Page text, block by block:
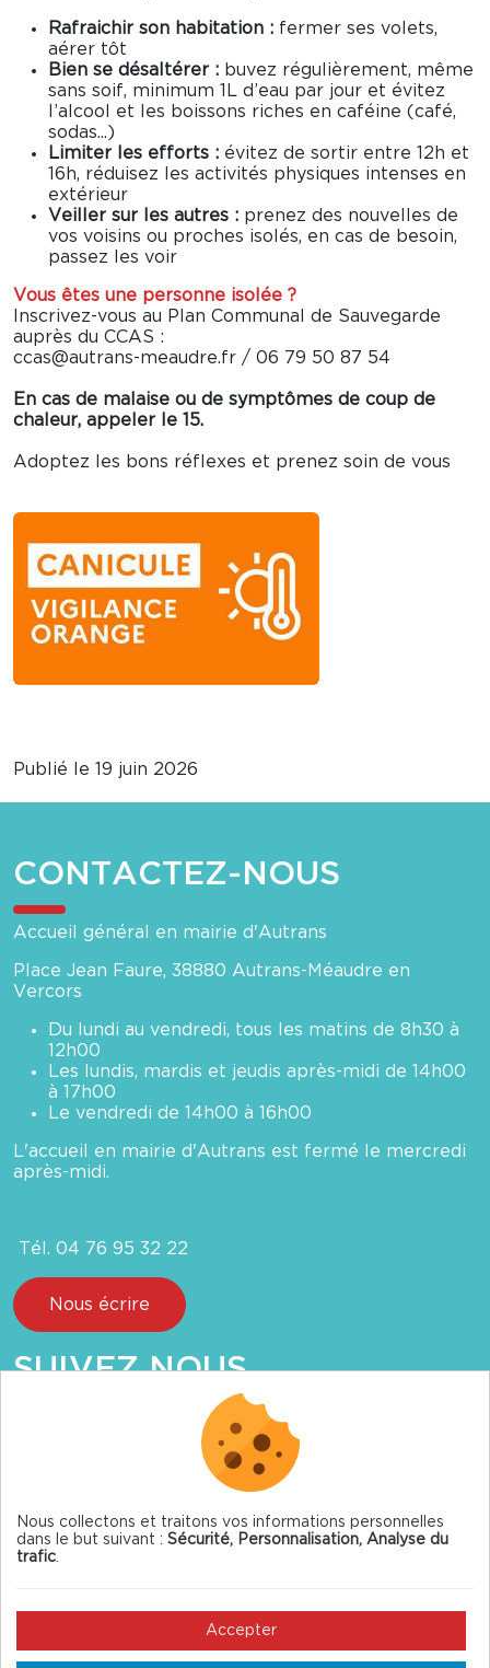
Rafraichir son habitation : fermer ses volets,
aérer tôt
Bien se désaltérer : buvez régulièrement, même
sans soif, minimum 1L d’eau par jour et évitez
l’alcool et les boissons riches en caféine (café,
sodas...)
Limiter les efforts : évitez de sortir entre 12h et
16h, réduisez les activités physiques intenses en
extérieur
Veiller sur les autres : prenez des nouvelles de
vos voisins ou proches isolés, en cas de besoin,
passez les voir
Vous êtes une personne isolée ?
Inscrivez-vous au Plan Communal de Sauvegarde
auprès du CCAS :
ccas@autrans-meaudre.fr / 06 79 50 87 54
En cas de malaise ou de symptômes de coup de
chaleur, appeler le 15.
Adoptez les bons réflexes et prenez soin de vous
Publié le 19 juin 2026
CONTACTEZ-NOUS
Accueil général en mairie d'Autrans
Place Jean Faure, 38880 Autrans-Méaudre en
Vercors
Du lundi au vendredi, tous les matins de 8h30 à
12h00
Les lundis, mardis et jeudis après-midi de 14h00
à 17h00
Le vendredi de 14h00 à 16h00
L'accueil en mairie d'Autrans est fermé le mercredi
après-midi.
Tél. 04 76 95 32 22
Nous écrire
SUIVEZ NOUS
© 2026 Autrans-Méaudre — Tous droits réservés
Gestion des cookies
Nous collectons et traitons vos informations personnelles
dans le but suivant : Sécurité, Personnalisation, Analyse du
trafic.
Accepter